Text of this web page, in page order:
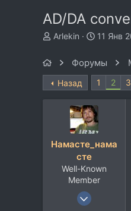
AD/DA
А
р
т
Arlekin
Д
а
н
а
ч
а
л
а
11 Янв
Форумы
Назад 1 2 3
Намасте_нама
сте
Well-Known
Member
21 Ноя 2016